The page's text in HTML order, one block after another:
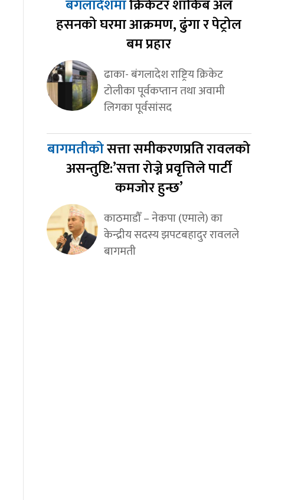
बंगलादेशमाक्रिकेटर शाकिब अल
हसनको घरमा आक्रमण, ढुंगा र पेट्रोल
बम प्रहार
ढाका- बंगलादेश राष्ट्रिय क्रिकेट
टोलीका पूर्वकप्तान तथा अवामी
लिगका पूर्वसांसद
बागमतीकोसत्ता समीकरणप्रति रावलको
असन्तुष्टि:’सत्ता रोज्ने प्रवृत्तिले पार्टी
कमजोर हुन्छ’
काठमाडौँ – नेकपा (एमाले) का
केन्द्रीय सदस्य झपटबहादुर रावलले
बागमती